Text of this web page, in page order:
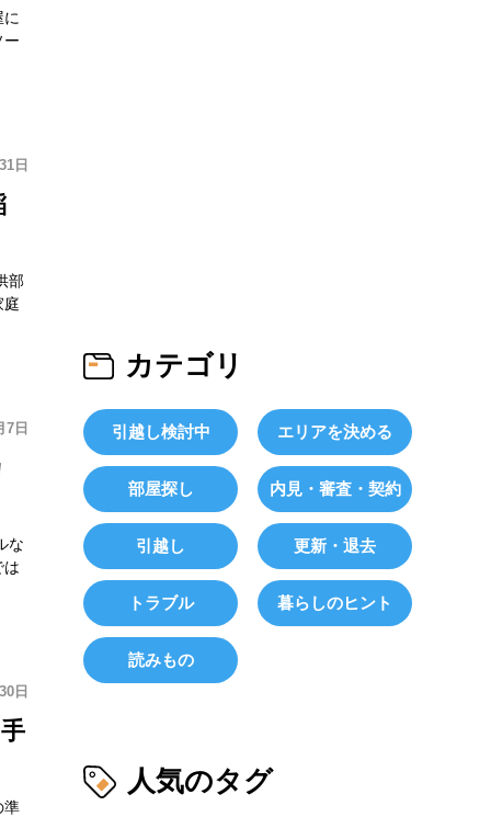
ー
日
部
庭
7日
な
は
日
準
カテゴリ
引越し検討中 エリアを決める
部屋探し 内見・審査・契約
引越し 更新・退去
トラブル 暮らしのヒント
読みもの
人気のタグ